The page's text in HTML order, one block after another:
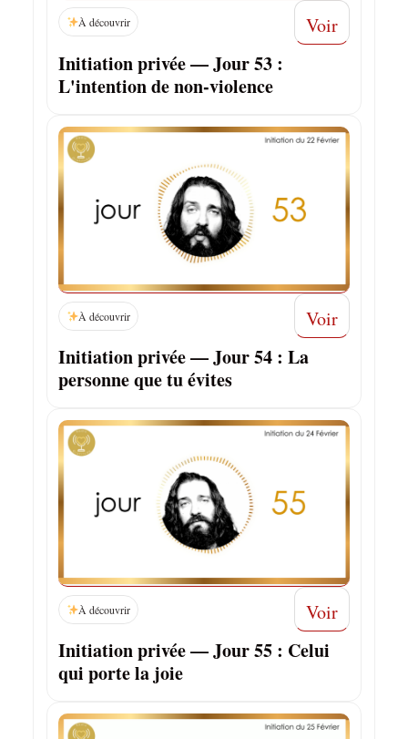
À découvrir Voir
Initiation privée — Jour 53 :
L'intention de non-violence
À découvrir Voir
Initiation privée — Jour 54 : La
personne que tu évites
À découvrir Voir
Initiation privée — Jour 55 : Celui
qui porte la joie